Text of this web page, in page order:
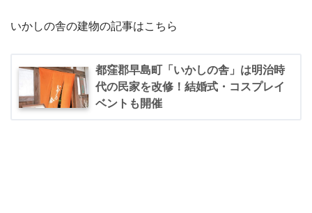
いかしの舎の建物の記事はこちら
都窪郡早島町「いかしの舎」は明治時
代の民家を改修！結婚式・コスプレイ
ベントも開催